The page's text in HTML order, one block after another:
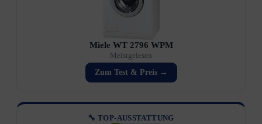
Miele WT 2796 WPM
Meistgelesen
Zum Test & Preis →
🔧 TOP-AUSSTATTUNG